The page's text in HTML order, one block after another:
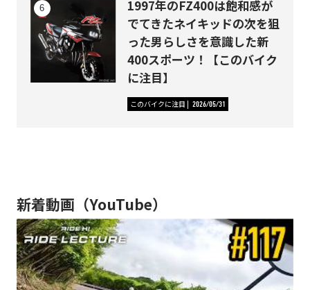
1997年のFZ400は飽和感が
でてきたネイキッドの次を狙
った男らしさを意識した新
400スポーツ！【このバイク
に注目】
このバイクに注目 2026/05/31
新着動画（YouTube）